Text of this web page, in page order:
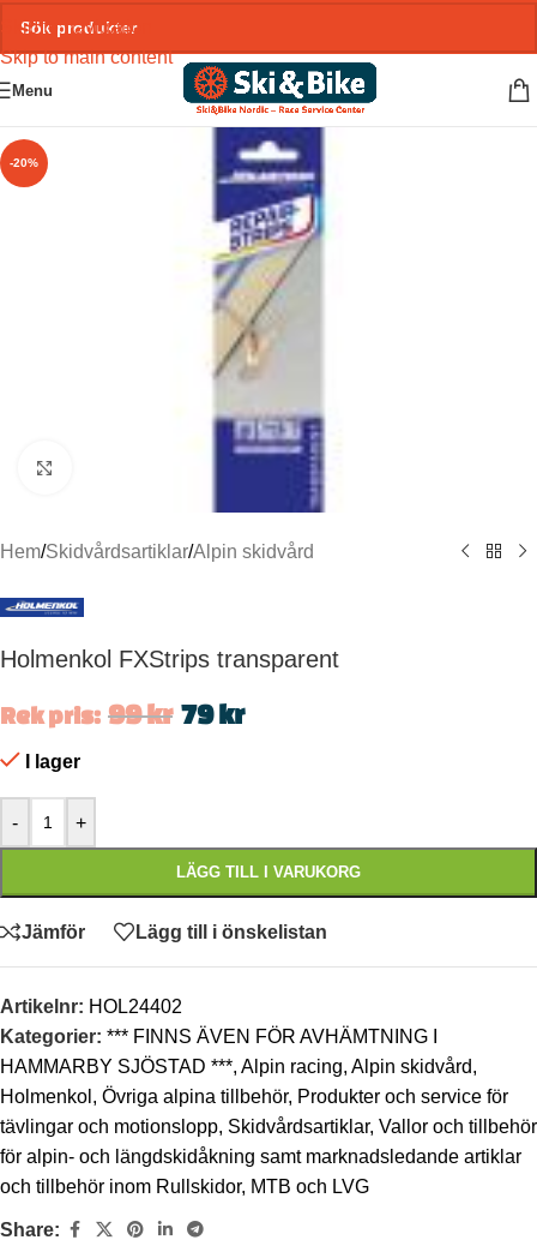
Skip to navigation
Skip to main content
Menu
-20%
Hem/Skidvårdsartiklar/Alpin skidvård
Holmenkol FXStrips transparent
Rek pris: 99kr 79kr
I lager
- +
LÄGG TILL I VARUKORG
Jämför Lägg till i önskelistan
Artikelnr: HOL24402
Kategorier: *** FINNS ÄVEN FÖR AVHÄMTNING I
HAMMARBY SJÖSTAD ***, Alpin racing, Alpin skidvård,
Holmenkol , Övriga alpina tillbehör, Produkter och service för
tävlingar och motionslopp, Skidvårdsartiklar, Vallor och tillbehör
för alpin- och längdskidåkning samt marknadsledande artiklar
och tillbehör inom Rullskidor, MTB och LVG
Share: